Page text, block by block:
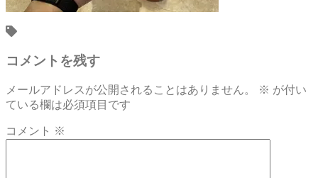
コメントを残す
メールアドレスが公開されることはありません。 ※ が付い
ている欄は必須項目です
コメント ※